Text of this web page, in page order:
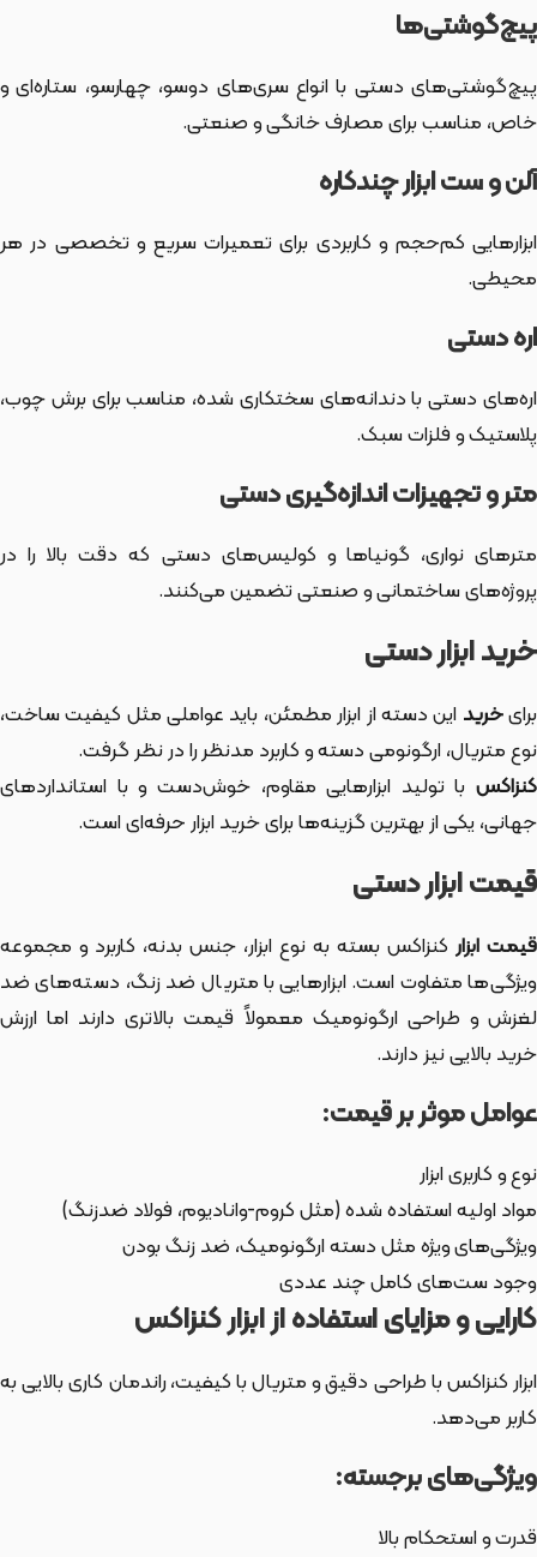
پیچ‌گوشتی‌ها
پیچ‌گوشتی‌های دستی با انواع سری‌های دوسو، چهارسو، ستاره‌ای و
خاص، مناسب برای مصارف خانگی و صنعتی.
آلن و ست ابزار چندکاره
ابزارهایی کم‌حجم و کاربردی برای تعمیرات سریع و تخصصی در هر
محیطی.
اره دستی
اره‌های دستی با دندانه‌های سختکاری شده، مناسب برای برش چوب،
پلاستیک و فلزات سبک.
متر و تجهیزات اندازه‌گیری دستی
مترهای نواری، گونیاها و کولیس‌های دستی که دقت بالا را در
پروژه‌های ساختمانی و صنعتی تضمین می‌کنند.
خرید ابزار دستی
برایخرید این دسته از ابزارمطمئن، باید عواملی مثل کیفیت ساخت،
نوع متریال، ارگونومی دسته و کاربرد مدنظر را در نظر گرفت.
کنزاکس با تولید ابزارهایی مقاوم، خوش‌دست و با استانداردهای
جهانی، یکی از بهترین گزینه‌ها برای خرید ابزار حرفه‌ای است.
قیمت ابزار دستی
قیمت ابزار کنزاکس بسته به نوع ابزار، جنس بدنه، کاربرد و مجموعه
ویژگی‌ها متفاوت است. ابزارهایی با متریال ضد زنگ، دسته‌های ضد
لغزش و طراحی ارگونومیک معمولاً قیمت بالاتری دارند اما ارزش
خرید بالایی نیز دارند.
عوامل موثر بر قیمت:
نوع و کاربری ابزار
مواد اولیه استفاده شده (مثل کروم-وانادیوم، فولاد ضدزنگ)
ویژگی‌های ویژه مثل دسته ارگونومیک، ضد زنگ بودن
وجود ست‌های کامل چند عددی
کارایی و مزایای استفاده از ابزار کنزاکس
ابزار کنزاکس با طراحی دقیق و متریال با کیفیت، راندمان کاری بالایی به
کاربر می‌دهد.
ویژگی‌های برجسته:
قدرت و استحکام بالا